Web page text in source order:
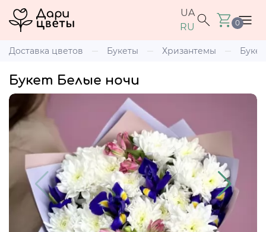
UA
RU
0
Доставка цветов Букеты Хризантемы
Букет Белые ночи